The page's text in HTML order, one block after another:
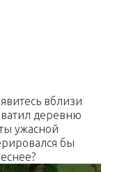
вблизи
деревню
ужасной
бы